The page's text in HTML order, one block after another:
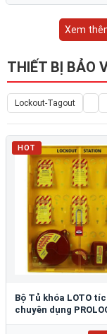
Xem
THIẾT BỊ BẢO
Lockout-Tagout
HOT
​​​​​​​Bộ Tủ khóa LOTO
chuyên dụng